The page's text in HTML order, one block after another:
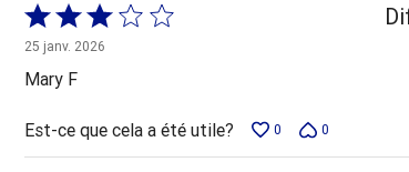
Coté
3 sur
5
25 janv. 2026
Mary F
Est-ce que cela a été utile? 0 0